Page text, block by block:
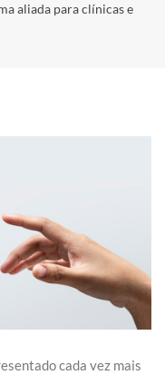
aliada para clínicas e
cada vez mais